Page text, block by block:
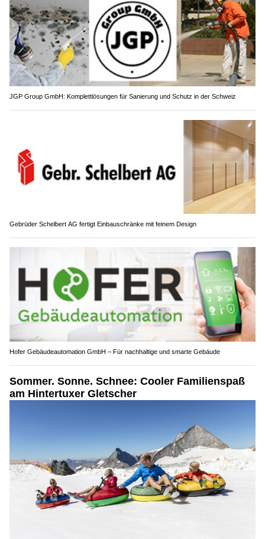
JGP Group GmbH: Komplettlösungen für Sanierung und Schutz in der Schweiz
Gebrüder Schelbert AG fertigt Einbauschränke mit feinem Design
Hofer Gebäudeautomation GmbH – Für nachhaltige und smarte Gebäude
Sommer. Sonne. Schnee: Cooler Familienspaß
am Hintertuxer Gletscher